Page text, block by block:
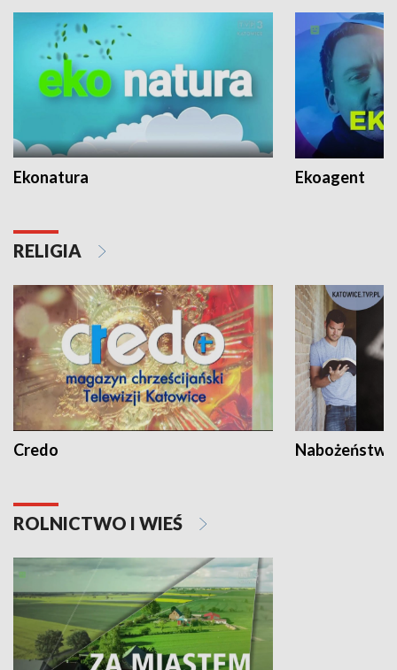
Ekonatura Ekoagent
RELIGIA
Credo
ROLNICTWO I WIEŚ